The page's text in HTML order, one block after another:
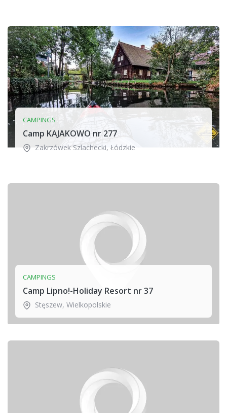
CAMPINGS
Camp KAJAKOWO nr 277
Zakrzówek Szlachecki, Łódzkie
CAMPINGS
Camp Lipno!-Holiday Resort nr 37
Stęszew, Wielkopolskie